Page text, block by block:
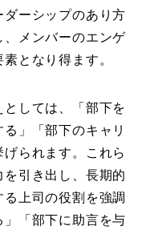
ーシップのあり方
メンバーのエンゲ
となり得ます。
としては、「部下を
」「部下のキャリ
られます。これら
引き出し、長期的
上司の役割を強調
」「部下に助言を与